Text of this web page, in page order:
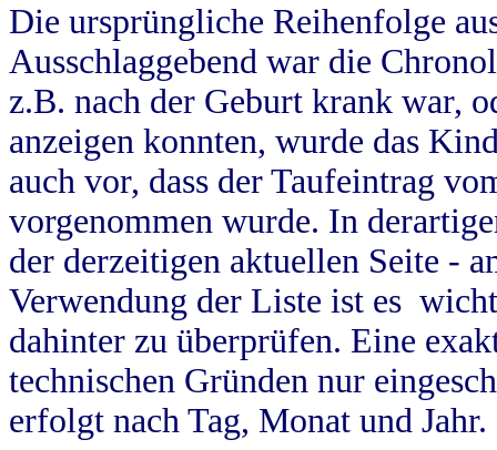
Die ursprüngliche Reihenfolge
Ausschlaggebend war die
z.B. nach der Geburt krank war,
anzeigen konnten, wurde das
auch vor, dass der Taufeintrag
vorgenommen wurde. In
der derzeitigen aktuellen Seite -
Verwendung der Liste ist es
dahinter zu überprüfen. Eine
technischen Gründen nur
erfolgt nach Tag, Monat und Jahr.